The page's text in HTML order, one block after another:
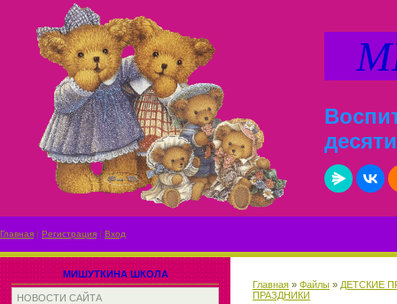
Главная | Регистрация | Вход
МИШУТКИНА ШКОЛА
НОВОСТИ САЙТА
Главная » Файлы » ДЕТСКИЕ
ПРАЗДНИКИ